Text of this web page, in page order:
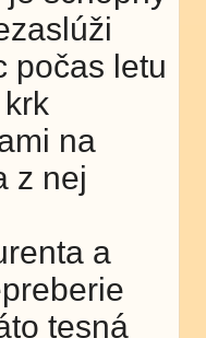
počas letu
na
z nej
a
tesná